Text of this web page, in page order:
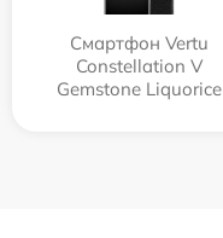
Смартфон Vertu
Constellation V
Gemstone Liquorice